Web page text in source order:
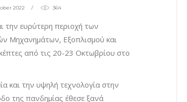
2022 364
την ευρύτερη περιοχή των
Μηχανημάτων, Εξοπλισμού και
από τις 20-23 Οκτωβρίου στο
και την υψηλή τεχνολογία στην
της πανδημίας έθεσε ξανά